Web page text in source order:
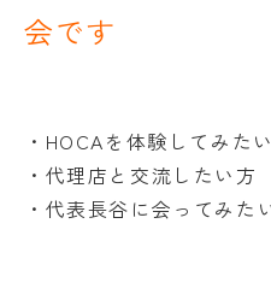
会です
・HOCAを体験してみた
・代理店と交流したい方
・代表長谷に会ってみた